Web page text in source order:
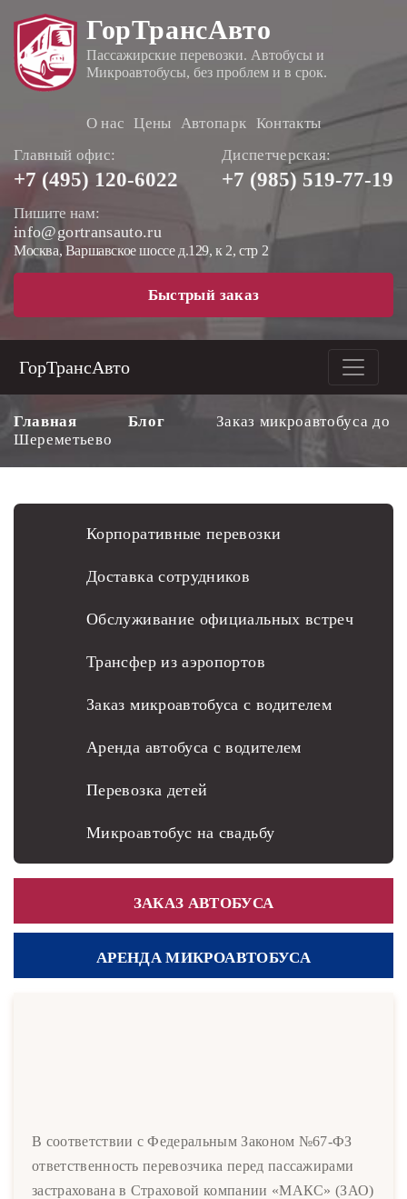
ГорТрансАвто
Пассажирские перевозки. Автобусы и
Микроавтобусы, без проблем и в срок.
О нас Цены Автопарк Контакты
Главный офис:
+7 (495) 120-6022
Диспетчерская:
+7 (985) 519-77-19
Пишите нам:
info@gortransauto.ru
Москва, Варшавское шоссе д.129, к 2, стр 2
Быстрый заказ
ГорТрансАвто
Главная Блог
Заказ микроавтобуса до
Шереметьево
Корпоративные перевозки
Доставка сотрудников
Обслуживание официальных встреч
Трансфер из аэропортов
Заказ микроавтобуса с водителем
Аренда автобуса с водителем
Перевозка детей
Микроавтобус на свадьбу
ЗАКАЗ АВТОБУСА
АРЕНДА МИКРОАВТОБУСА
В соответствии с Федеральным Законом №67-ФЗ
ответственность перевозчика перед пассажирами
застрахована в Страховой компании «МАКС» (ЗАО)